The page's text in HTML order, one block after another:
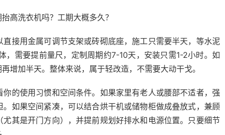
高洗衣机吗？工期大概多久？
接用金属可调节支架或砖砌底座，施工只需要半天，等水泥
，需要提前量尺，定制周期约7-10天，安装只需1-2小时。如
增加半天。整体来说，属于轻改造，不需要大动干戈。
的使用习惯和空间条件。如果家里有老人或腰部不适者，强
如果空间紧凑，可以结合烘干机或储物柜做成叠放式，兼顾
其是开门方向），并提前规划好排水和电源位置。只要细节